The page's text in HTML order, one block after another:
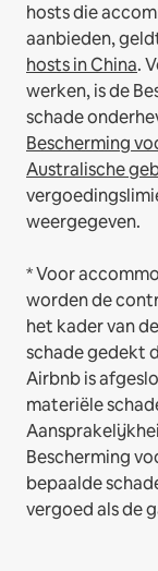
hosts die
aanbieden,
hosts in China.
werken, is de
schade
Bescherming
Australische
weergegeven.
* Voor
worden de
het kader van
schade gedekt
Airbnb is
materiële
Bescherming
bepaalde
vergoed als de